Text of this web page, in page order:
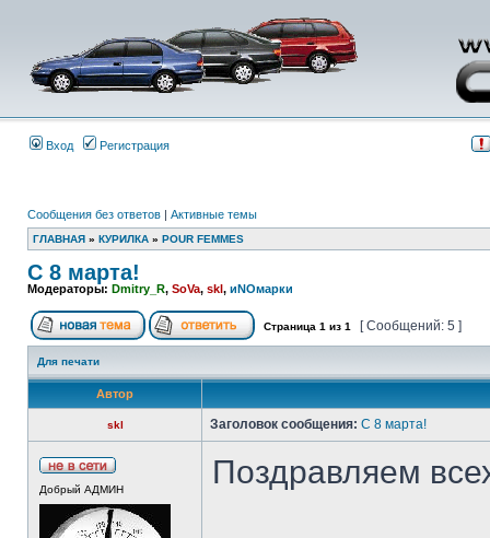
Вход Регистрация
Сообщения без ответов | Активные темы
ГЛАВНАЯ » КУРИЛКА » POUR FEMMES
С 8 марта!
Модераторы: Dmitry_R, SoVa, skl, иNOмарки
Страница 1 из 1 [ Сообщений: 5 ]
Для печати
Автор
skl Заголовок сообщения: С 8 марта!
Добрый АДМИН Поздравляем